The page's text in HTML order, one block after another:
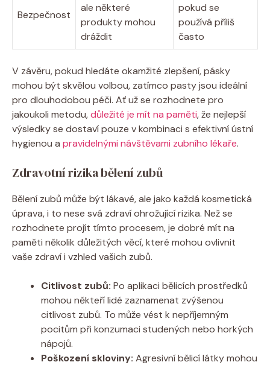
Bezpečnost
ale některé
produkty mohou
dráždit
pokud se
používá příliš
často
V závěru, pokud hledáte okamžité zlepšení, pásky
mohou být skvělou volbou, zatímco pasty jsou ideální
pro dlouhodobou péči. Ať už se rozhodnete pro
jakoukoli metodu,důležité je mít na paměti, že nejlepší
výsledky se dostaví pouze v kombinaci s efektivní ústní
hygienou a pravidelnými návštěvami zubního lékaře.
Zdravotní rizika bělení zubů
Bělení zubů může být lákavé, ale jako každá kosmetická
úprava, i to nese svá zdraví ohrožující rizika. Než se
rozhodnete projít tímto procesem, je dobré mít na
paměti několik důležitých věcí, které mohou ovlivnit
vaše zdraví i vzhled vašich zubů.
Citlivost zubů: Po aplikaci bělicích prostředků
mohou někteří lidé zaznamenat zvýšenou
citlivost zubů. To může vést k nepříjemným
pocitům při konzumaci studených nebo horkých
nápojů.
Poškození skloviny: Agresivní bělicí látky mohou